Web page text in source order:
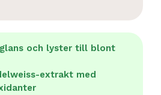
och lyster till blont
extrakt med